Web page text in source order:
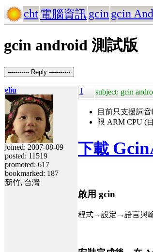
cht 電腦資訊 gcin gcin
gcin android 測試版
----------- Reply -----------
eliu
joined: 2007-08-09
posted: 11519
promoted: 617
bookmarked: 187
新竹, 台灣
1 subject: gcin
目前只支援詞
限 ARM CPU (
下載
啟用 gcin
程式→設定→語言與